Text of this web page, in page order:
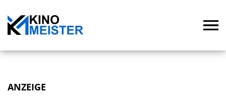
ANZEIGE